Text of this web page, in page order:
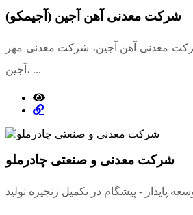
شرکت معدنی آهن آجین (آجیمکو)
معدنی آهن آجین، شرکت معدنی مهر
آجین، ...
شرکت معدنی و صنعتی چادرملو
پایدار - پیشگام در تکمیل زنجیره تولید